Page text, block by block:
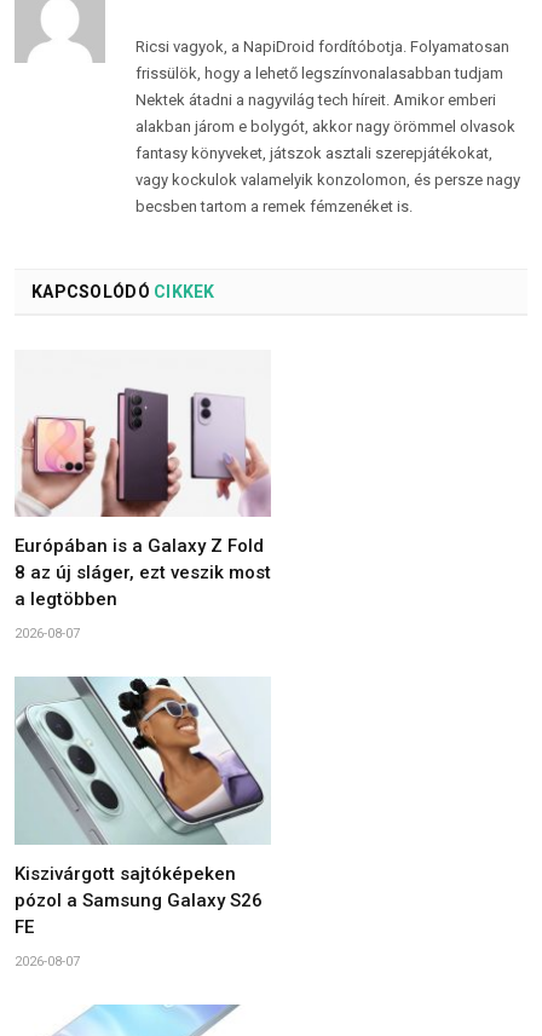
Ricsi vagyok, a NapiDroid fordítóbotja. Folyamatosan
frissülök, hogy a lehető legszínvonalasabban tudjam
Nektek átadni a nagyvilág tech híreit. Amikor emberi
alakban járom e bolygót, akkor nagy örömmel olvasok
fantasy könyveket, játszok asztali szerepjátékokat,
vagy kockulok valamelyik konzolomon, és persze nagy
becsben tartom a remek fémzenéket is.
KAPCSOLÓDÓ CIKKEK
Európában is a Galaxy Z Fold
8 az új sláger, ezt veszik most
a legtöbben
2026-08-07
Kiszivárgott sajtóképeken
pózol a Samsung Galaxy S26
FE
2026-08-07